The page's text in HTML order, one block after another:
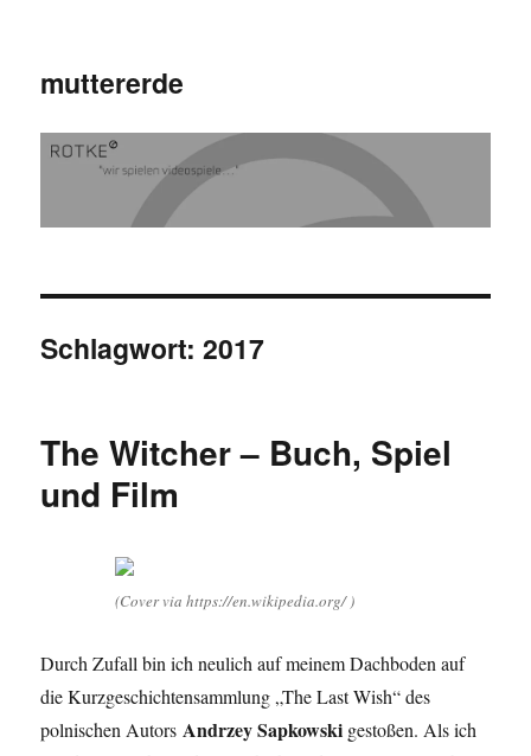
muttererde
Schlagwort:2017
The Witcher – Buch, Spiel
und Film
(Cover via https://en.wikipedia.org/ )
Durch Zufall bin ich neulich auf meinem Dachboden auf
die Kurzgeschichtensammlung „The Last Wish“ des
polnischen Autors Andrzey Sapkowski gestoßen. Als ich